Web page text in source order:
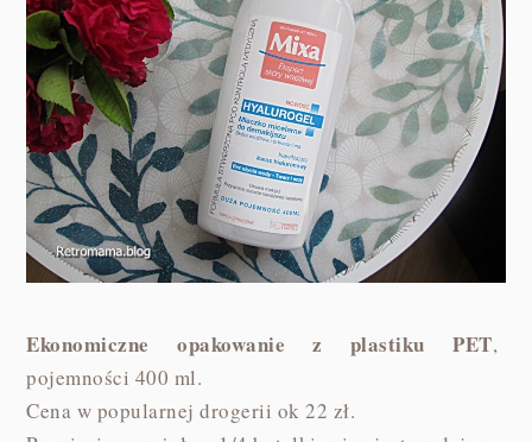
Ekonomiczne opakowanie z plastiku PET,
pojemności 400 ml.
Cena w popularnej drogerii ok 22 zł.